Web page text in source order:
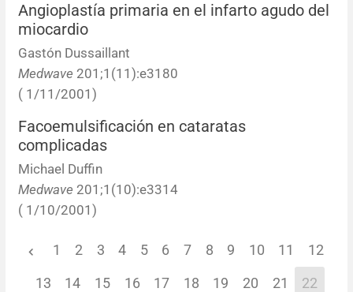
Angioplastía primaria en el infarto agudo del
miocardio
Gastón Dussaillant
Medwave 201;1(11):e3180
( 1/11/2001)
Facoemulsificación en cataratas
complicadas
Michael Duffin
Medwave 201;1(10):e3314
( 1/10/2001)
1 2 3 4 5 6 7 8 9 10 11 12
13 14 15 16 17 18 19 20 21 22